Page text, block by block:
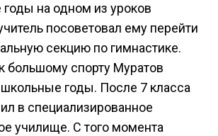
годы на одном из уроков
посоветовал ему перейти
секцию по гимнастике.
большому спорту Муратов
годы. После 7 класса
в специализированное
училище. С того момента